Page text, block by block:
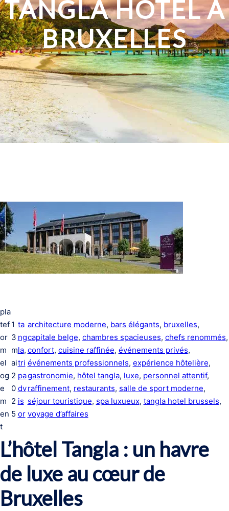
TANGLA HOTEL À
BRUXELLES
pla
tef
or
m
el
og
e
m
en
t
1
3
m
ai
2
0
2
5
ta
ng
la ,
tri
pa
dv
is
or
architecture moderne, bars élégants, bruxelles
capitale belge, chambres spacieuses, chefs renommés
confort, cuisine raffinée, événements privés
événements professionnels, expérience hôtelière
gastronomie, hôtel tangla, luxe, personnel attentif
raffinement, restaurants, salle de sport moderne
séjour touristique, spa luxueux, tangla hotel brussels
voyage d’affaires
L’hôtel Tangla : un havre
de luxe au cœur de
Bruxelles